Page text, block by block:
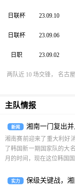
日联杯 23.09.10
日联杯 23.09.06
日职 23.09.02
两队近 10 场交锋， 名古
主队情报
新闻 湘南一门复出并
湘南赛前迎来了重大利好
了韩国新一期国家队的大
月的时间，现在这位韩国
实力 保级关键战，湘